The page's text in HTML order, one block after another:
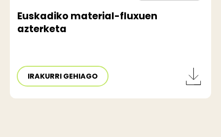
Euskadiko material-fluxuen
azterketa
IRAKURRI GEHIAGO